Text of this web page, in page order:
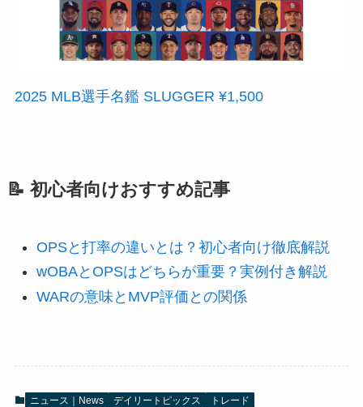
2025 MLB選手名鑑 SLUGGER ¥1,500
📝 初心者向けおすすめ記事
OPSと打率の違いとは？初心者向け徹底解説
wOBAとOPSはどちらが重要？実例付き解説
WARの意味とMVP評価との関係
ニュース｜News デイリートピックス
トレード